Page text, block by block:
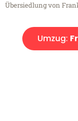
Übersiedlung von
Umzug: